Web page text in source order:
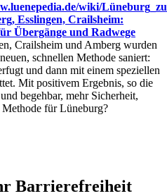
wiki/
Esslingen, Crailsheim:
Übergänge und Radwege
Crailsheim und Amberg wurden
schnellen Methode saniert:
und dann mit einem speziellen
Mit positivem Ergebnis, so die
begehbar, mehr Sicherheit,
für Lüneburg?
Barrierefreiheit